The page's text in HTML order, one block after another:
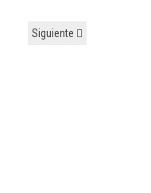
Siguiente